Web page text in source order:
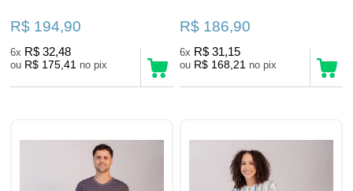
R$ 194,90
6x R$ 32,48
ou R$ 175,41 no pix
R$ 186,90
6x R$ 31,15
ou R$ 168,21 no pix